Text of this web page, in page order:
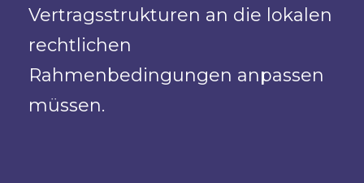
Vertragsstrukturen an die lokalen
rechtlichen
Rahmenbedingungen anpassen
müssen.